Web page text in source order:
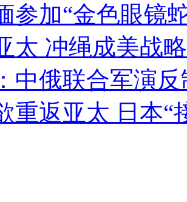
人客车翻车
记去植树
参加“金色眼镜
太 冲绳成美战
中俄联合军演
重返亚太 日本“